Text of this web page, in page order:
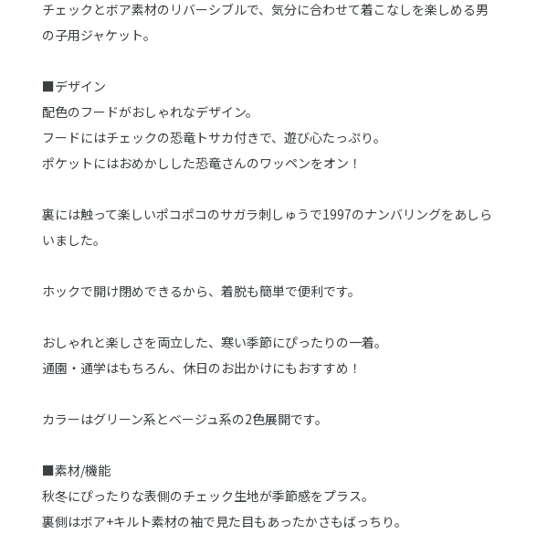
チェックとボア素材のリバーシブルで、気分に合わせて着こなしを楽しめる男
の子用ジャケット。
■デザイン
配色のフードがおしゃれなデザイン。
フードにはチェックの恐竜トサカ付きで、遊び心たっぷり。
ポケットにはおめかしした恐竜さんのワッペンをオン！
裏には触って楽しいポコポコのサガラ刺しゅうで1997のナンバリングをあしら
いました。
ホックで開け閉めできるから、着脱も簡単で便利です。
おしゃれと楽しさを両立した、寒い季節にぴったりの一着。
通園・通学はもちろん、休日のお出かけにもおすすめ！
カラーはグリーン系とベージュ系の2色展開です。
■素材/機能
秋冬にぴったりな表側のチェック生地が季節感をプラス。
裏側はボア+キルト素材の袖で見た目もあったかさもばっちり。